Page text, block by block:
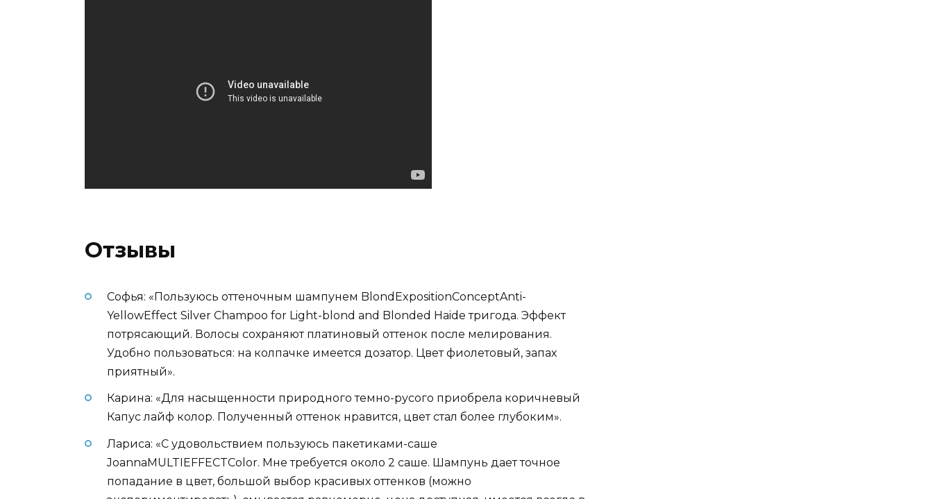
Отзывы
Софья: «Пользуюсь оттеночным шампунем BlondExpositionConceptAnti-
YellowEffect Silver Champoo for Light-blond and Blonded Haide тригода. Эффект
потрясающий. Волосы сохраняют платиновый оттенок после мелирования.
Удобно пользоваться: на колпачке имеется дозатор. Цвет фиолетовый, запах
приятный».
Карина: «Для насыщенности природного темно-русого приобрела коричневый
Капус лайф колор. Полученный оттенок нравится, цвет стал более глубоким».
Лариса: «С удовольствием пользуюсь пакетиками-саше
JoannaMULTIEFFECTColor. Мне требуется около 2 саше. Шампунь дает точное
попадание в цвет, большой выбор красивых оттенков (можно